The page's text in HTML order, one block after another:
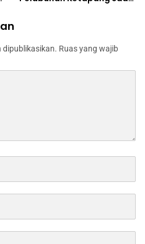
dipublikasikan. Ruas yang wajib